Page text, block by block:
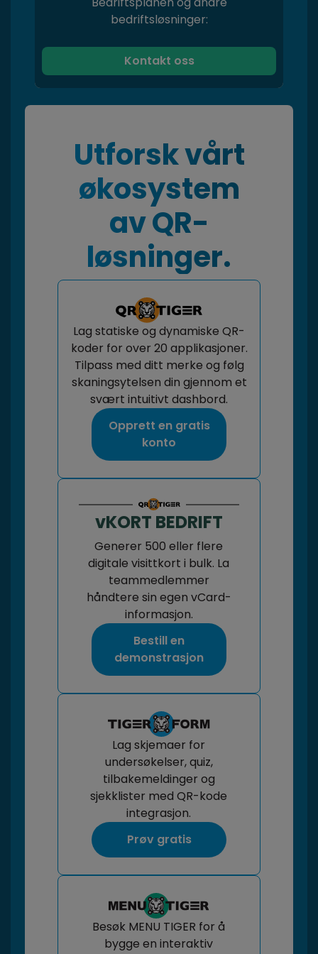
bedriftsløsninger:
Kontakt oss
Utforsk vårt
økosystem
av QR-
løsninger.
Lag statiske og dynamiske QR-
koder for over 20 applikasjoner.
Tilpass med ditt merke og følg
skaningsytelsen din gjennom et
svært intuitivt dashbord.
Opprett en gratis
konto
vKORT BEDRIFT
Generer 500 eller flere
digitale visittkort i bulk. La
teammedlemmer
håndtere sin egen vCard-
informasjon.
Bestill en
demonstrasjon
Lag skjemaer for
undersøkelser, quiz,
tilbakemeldinger og
sjekklister med QR-kode
integrasjon.
Prøv gratis
Besøk MENU TIGER for å
bygge en interaktiv